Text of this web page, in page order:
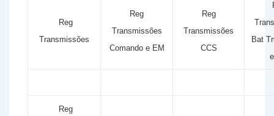
Reg
Transmissões
Reg
Transmissões
Comando e EM
Reg
Transmissões
CCS
Bat
Reg